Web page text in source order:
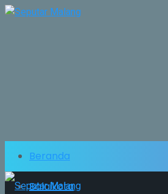
Beranda
Balaikota